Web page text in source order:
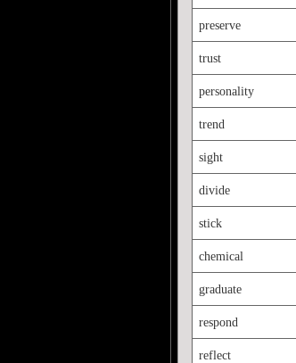
preserve
trust
personality
trend
sight
divide
stick
chemical
graduate
respond
reflect